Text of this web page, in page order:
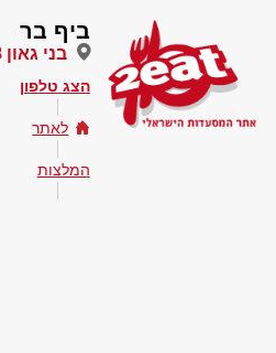
ביף בר
בני גאון 8, נתניה
הצג טלפון
לאתר
המלצות